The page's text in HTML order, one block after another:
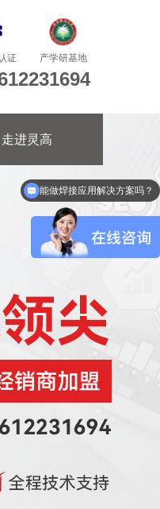
证 产学研基地
走进灵高
你们产品有哪些？